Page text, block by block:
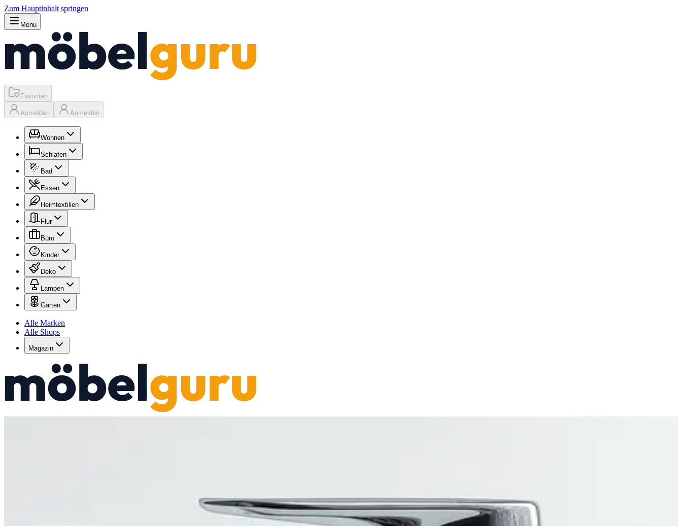
Zum Hauptinhalt springen
Menu
Favoriten
Anmelden Anmelden
Wohnen
Schlafen
Bad
Essen
Heimtextilien
Flur
Büro
Kinder
Deko
Lampen
Garten
Alle Marken
Alle Shops
Magazin